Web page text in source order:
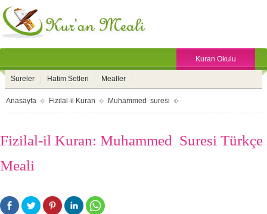
Kuran Okulu
Sureler Hatim Setleri Mealler
Anasayfa Fizilal-il Kuran Muhammed suresi
Fizilal-il Kuran: Muhammed Suresi Türkçe
Meali